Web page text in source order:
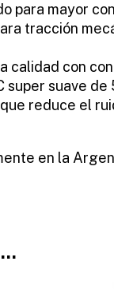
para mayor
tracción
calidad con
super suave de
reduce el
en la